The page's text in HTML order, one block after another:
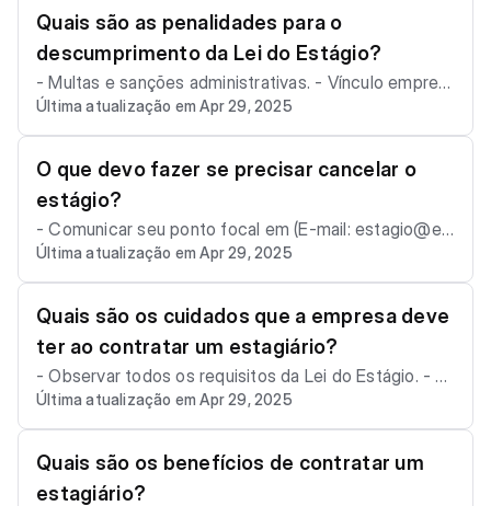
nte de trabalho acolhedor e positivo.
Quais são as penalidades para o
descumprimento da Lei do Estágio?
- Multas e sanções administrativas. - Vínculo empreg
atício do estagiário com a empresa.
Última atualização em Apr 29, 2025
O que devo fazer se precisar cancelar o
estágio?
- Comunicar seu ponto focal em (E-mail: estagio@ed
oo.com.br) - Telefone ( e WhatsApp): (11) 5200-3509
- das 9h às 18h - Comunicar o estagiário com antece
dência mínima de 30 dias. - Pagar a bolsa-auxílio e o
auxílio-transporte referentes ao período de aviso pré
vio.
Última atualização em Apr 29, 2025
Quais são os cuidados que a empresa deve
ter ao contratar um estagiário?
- Observar todos os requisitos da Lei do Estágio. - D
efinir as atividades do estagiário de forma clara e obj
etiva. - Acompanhar o desempenho do estagiário e f
ornecer feedback. - Não solicitar o início do candidat
o antes da assinatura do contrato.
Última atualização em Apr 29, 2025
Quais são os benefícios de contratar um
estagiário?